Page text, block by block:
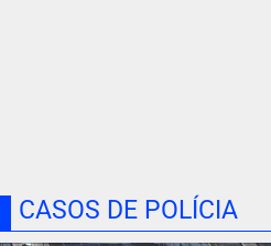
CASOS DE POLÍCIA